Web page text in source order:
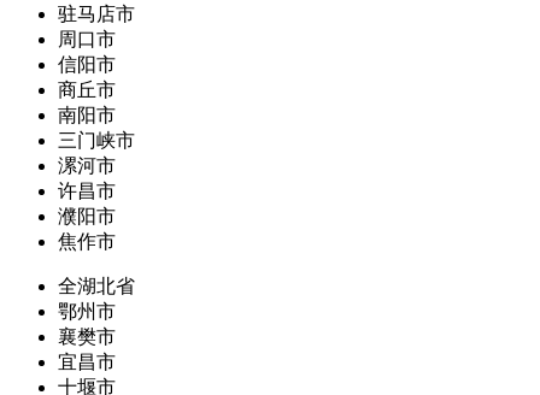
驻马店市
周口市
信阳市
商丘市
南阳市
三门峡市
漯河市
许昌市
濮阳市
焦作市
全湖北省
鄂州市
襄樊市
宜昌市
十堰市